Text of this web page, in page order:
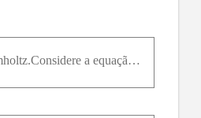
A equaçãoé uma generalização da equação de Laplace, algumas vezes denominada equação de Helmholtz.Considere a equação de Helmholtz no disco r